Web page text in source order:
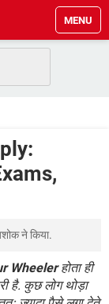
MENU
यूज करें
ने किया.
Wheelerहोता ही
है. कुछ लोग थोड़ा